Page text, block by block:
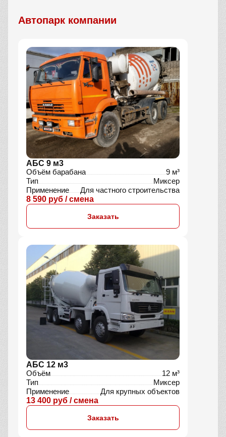
Автопарк компании
АБС 9 м3
Объём барабана
9 м³
Тип
Миксер
Применение
Для частного строительства
8 590 руб / смена
Заказать
АБС 12 м3
Объём
12 м³
Тип
Миксер
Применение
Для крупных объектов
13 400 руб / смена
Заказать